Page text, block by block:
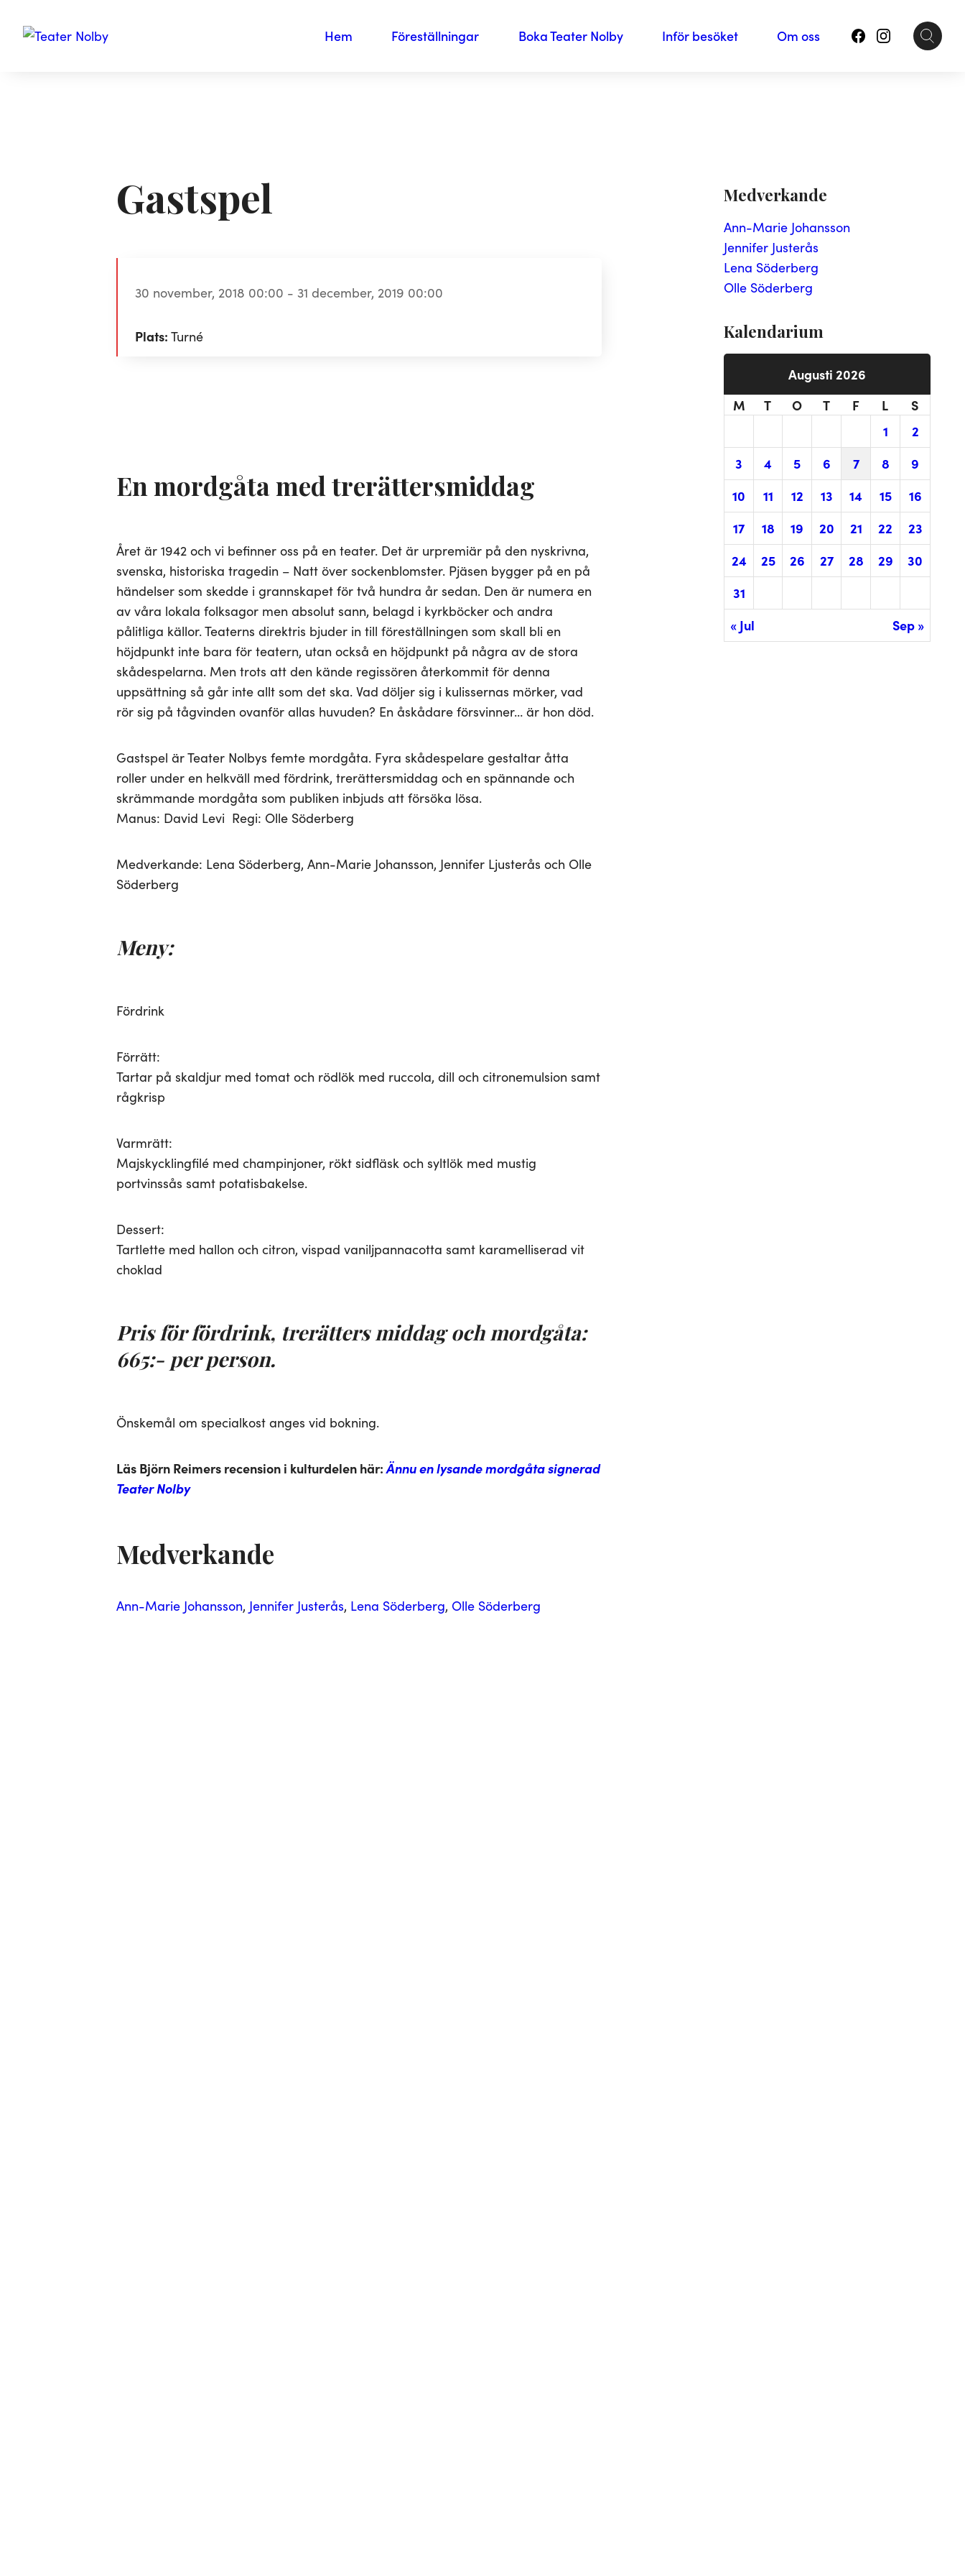
Hem Föreställningar Boka Teater Nolby Inför besöket Om oss
Medverkande
Ann-Marie Johansson
Jennifer Justerås
Lena Söderberg
Olle Söderberg
Kalendarium
Augusti 2026
M
T O T F L
S
1
2
3
4 5 6 7 8
9
10
11 12 13 14 15
16
17
18 19 20 21 22
23
24
25 26 27 28 29
30
31
« Jul
Sep »
Gastspel
30 november, 2018 00:00 - 31 december, 2019 00:00
Plats: Turné
En mordgåta med trerättersmiddag
Året är 1942 och vi befinner oss på en teater. Det är urpremiär på den nyskrivna,
svenska, historiska tragedin – Natt över sockenblomster. Pjäsen bygger på en på
händelser som skedde i grannskapet för två hundra år sedan. Den är numera en
av våra lokala folksagor men absolut sann, belagd i kyrkböcker och andra
pålitliga källor. Teaterns direktris bjuder in till föreställningen som skall bli en
höjdpunkt inte bara för teatern, utan också en höjdpunkt på några av de stora
skådespelarna. Men trots att den kände regissören återkommit för denna
uppsättning så går inte allt som det ska. Vad döljer sig i kulissernas mörker, vad
rör sig på tågvinden ovanför allas huvuden? En åskådare försvinner… är hon död.
Gastspel är Teater Nolbys femte mordgåta. Fyra skådespelare gestaltar åtta
roller under en helkväll med fördrink, trerättersmiddag och en spännande och
skrämmande mordgåta som publiken inbjuds att försöka lösa.
Manus: David Levi Regi: Olle Söderberg
Medverkande: Lena Söderberg, Ann-Marie Johansson, Jennifer Ljusterås och Olle
Söderberg
Meny:
Fördrink
Förrätt:
Tartar på skaldjur med tomat och rödlök med ruccola, dill och citronemulsion samt
rågkrisp
Varmrätt:
Majskycklingfilé med champinjoner, rökt sidfläsk och syltlök med mustig
portvinssås samt potatisbakelse.
Dessert:
Tartlette med hallon och citron, vispad vaniljpannacotta samt karamelliserad vit
choklad
Pris för fördrink, trerätters middag och mordgåta:
665:- per person.
Önskemål om specialkost anges vid bokning.
Läs Björn Reimers recension i kulturdelen här:Ännu en lysande mordgåta signerad
Teater Nolby
Medverkande
Ann-Marie Johansson, Jennifer Justerås, Lena Söderberg, Olle Söderberg